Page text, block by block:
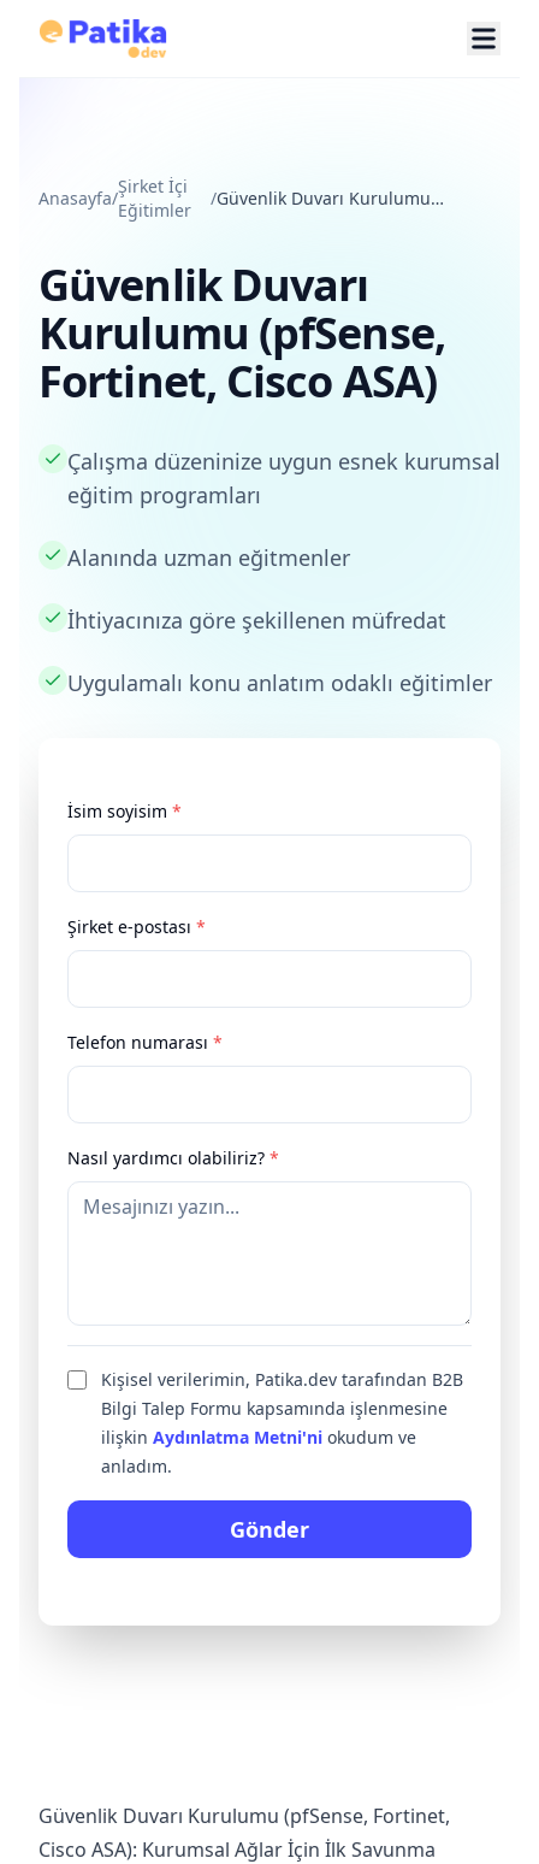
Anasayfa/
Şirket İçi
Eğitimler
/Güvenlik Duvarı Kurulumu
Güvenlik Duvarı
Kurulumu (pfSense,
Fortinet, Cisco ASA)
Çalışma düzeninize uygun esnek kurumsal
eğitim programları
Alanında uzman eğitmenler
İhtiyacınıza göre şekillenen müfredat
Uygulamalı konu anlatım odaklı eğitimler
İsim soyisim *
Şirket e-postası *
Telefon numarası *
Nasıl yardımcı olabiliriz? *
Kişisel verilerimin, Patika.dev tarafından B2B
Bilgi Talep Formu kapsamında işlenmesine
ilişkin Aydınlatma Metni'ni okudum ve
anladım.
Gönder
Güvenlik Duvarı Kurulumu (pfSense, Fortinet,
Cisco ASA): Kurumsal Ağlar İçin İlk Savunma